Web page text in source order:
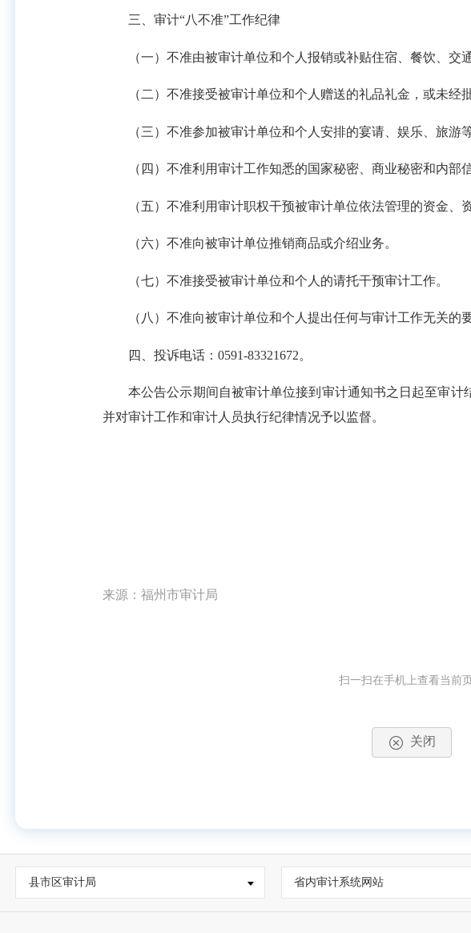
三、审计“八不准”工作纪律
（一）不准由被审计单位和个人报销或补贴住宿、餐饮、交通
（二）不准接受被审计单位和个人赠送的礼品礼金，或未经批
（三）不准参加被审计单位和个人安排的宴请、娱乐、旅游等
（四）不准利用审计工作知悉的国家秘密、商业秘密和内部信
（五）不准利用审计职权干预被审计单位依法管理的资金、资
（六）不准向被审计单位推销商品或介绍业务。
（七）不准接受被审计单位和个人的请托干预审计工作。
（八）不准向被审计单位和个人提出任何与审计工作无关的要
四、投诉电话：0591-83321672。
本公告公示期间自被审计单位接到审计通知书之日起至审计
并对审计工作和审计人员执行纪律情况予以监督。
来源：福州市审计局
扫一扫在手机上查看当前
关闭
县市区审计局 省内审计系统网站